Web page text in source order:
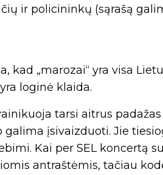
ir policininkų (sąrašą
kad „marozai“ yra visa
loginė klaida.
tarsi aitrus padažas
įsivaizduoti. Jie
Kai per SEL koncertą
antraštėmis, tačiau